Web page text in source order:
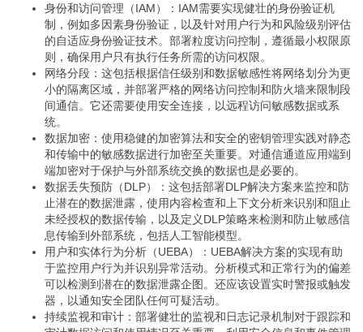
身份和访问管理（IAM）：IAM需要实现健壮的身份验证机
制，例如多因素身份验证，以及针对用户行为和风险级别评估
的自适应身份验证技术。部署粒度访问控制，遵循最小权限原
则，确保用户只有执行任务所需的访问权限。
网络分段：这包括根据信任级别和数据敏感性将网络划分为更
小的隔离区域，并部署严格的网络访问控制和防火墙来限制段
间通信。它还需要使用安全连接，以远程访问敏感数据或系
统。
数据加密：使用稳健的加密算法和安全的密钥管理实践对静态
和传输中的敏感数据进行加密至关重要。对通信通道应用端到
端加密对于保护与外部系统交换的数据也是必要的。
数据丢失预防（DLP）：这包括部署DLP解决方案来监控和防
止潜在的数据泄露，使用内容检查和上下文分析来识别和阻止
未经授权的数据传输，以及定义DLP策略来检测和防止敏感信
息传输到外部系统，包括人工智能模型。
用户和实体行为分析（UEBA）：UEBA解决方案的实现有助
于监控用户行为并识别异常活动。分析模式和正常行为的偏差
可以检测到潜在的数据泄露企图。还应该设置实时警报或触发
器，以通知安全团队任何可疑活动。
持续监视和审计：部署健壮的监视和日志记录机制对于跟踪和